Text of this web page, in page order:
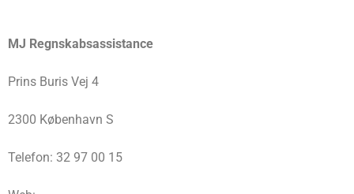
MJ Regnskabsassistance
Prins Buris Vej 4
2300 København S
Telefon: 32 97 00 15